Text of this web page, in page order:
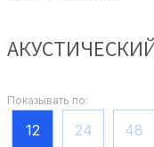
Показывать по:
12 24 48